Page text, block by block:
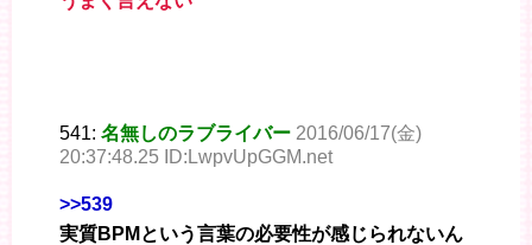
541: 名無しのラブライバー 2016/06/17(金)
20:37:48.25 ID:LwpvUpGGM.net
>>539
実質BPMという言葉の必要性が感じられないん